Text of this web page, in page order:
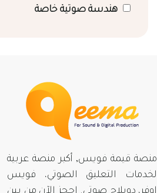
هندسة صوتية خاصة
منصة قيمة فويس, أكبر منصة عربية
لخدمات التعليق الصوتي، فويس